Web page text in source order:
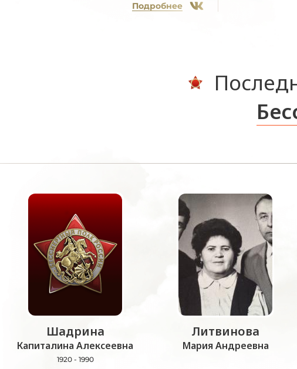
Подробнее
Шадрина
Капиталина Алексеевна
1920 - 1990
Литвинова
Мария Андреевна